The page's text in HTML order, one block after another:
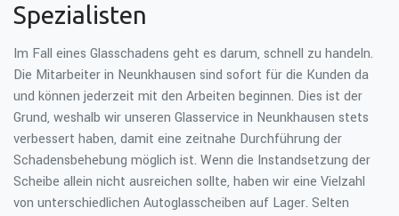
Spezialisten
Im Fall eines Glasschadens geht es darum, schnell zu handeln.
Die Mitarbeiter in Neunkhausen sind sofort für die Kunden da
und können jederzeit mit den Arbeiten beginnen. Dies ist der
Grund, weshalb wir unseren Glasservice in Neunkhausen stets
verbessert haben, damit eine zeitnahe Durchführung der
Schadensbehebung möglich ist. Wenn die Instandsetzung der
Scheibe allein nicht ausreichen sollte, haben wir eine Vielzahl
von unterschiedlichen Autoglasscheiben auf Lager. Selten